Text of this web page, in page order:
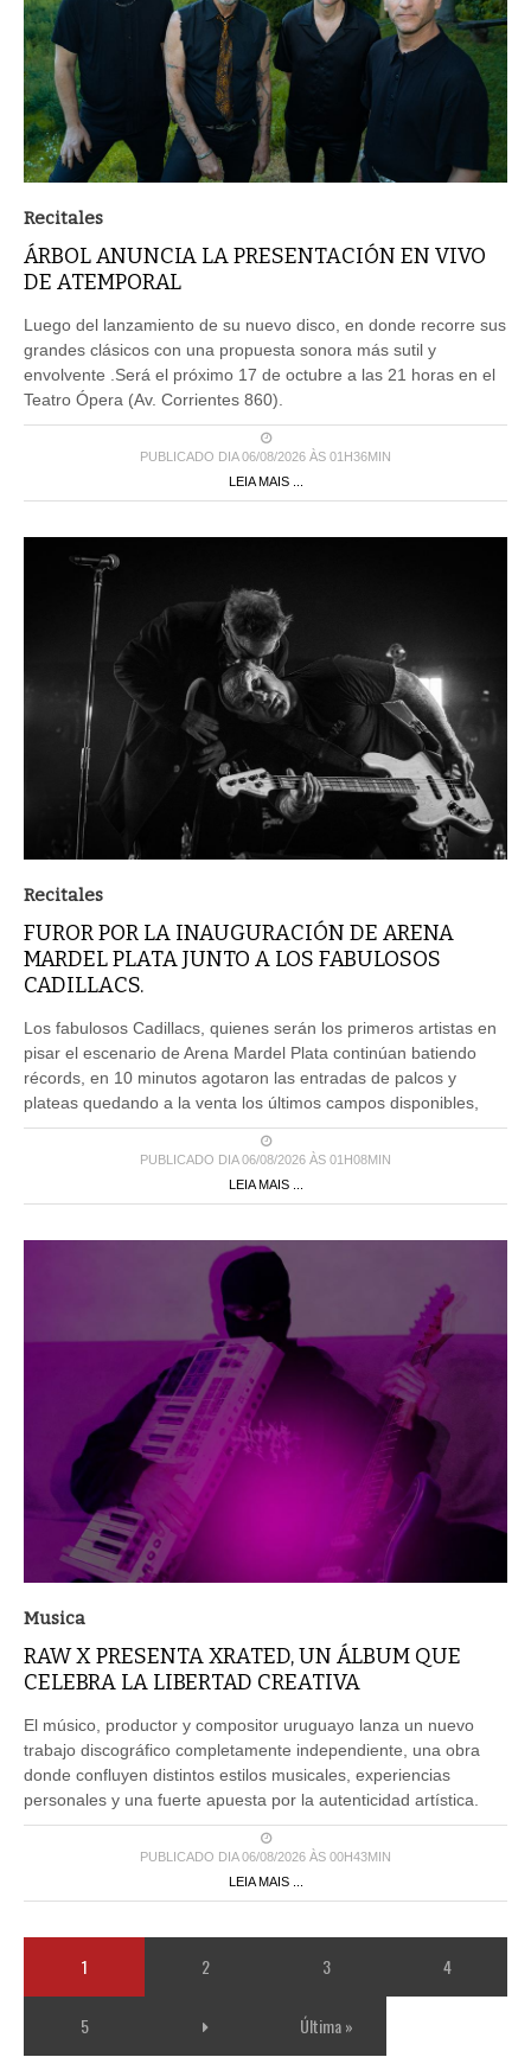
Recitales
ÁRBOL ANUNCIA LA PRESENTACIÓN EN VIVO
DE ATEMPORAL
Luego del lanzamiento de su nuevo disco, en donde recorre sus
grandes clásicos con una propuesta sonora más sutil y
envolvente .Será el próximo 17 de octubre a las 21 horas en el
Teatro Ópera (Av. Corrientes 860).
PUBLICADO DIA 06/08/2026 ÀS 01H36MIN
LEIA MAIS ...
Recitales
FUROR POR LA INAUGURACIÓN DE ARENA
MARDEL PLATA JUNTO A LOS FABULOSOS
CADILLACS.
Los fabulosos Cadillacs, quienes serán los primeros artistas en
pisar el escenario de Arena Mardel Plata continúan batiendo
récords, en 10 minutos agotaron las entradas de palcos y
plateas quedando a la venta los últimos campos disponibles,
PUBLICADO DIA 06/08/2026 ÀS 01H08MIN
LEIA MAIS ...
Musica
RAW X PRESENTA XRATED, UN ÁLBUM QUE
CELEBRA LA LIBERTAD CREATIVA
El músico, productor y compositor uruguayo lanza un nuevo
trabajo discográfico completamente independiente, una obra
donde confluyen distintos estilos musicales, experiencias
personales y una fuerte apuesta por la autenticidad artística.
PUBLICADO DIA 06/08/2026 ÀS 00H43MIN
LEIA MAIS ...
1 2 3 4
5 Última »